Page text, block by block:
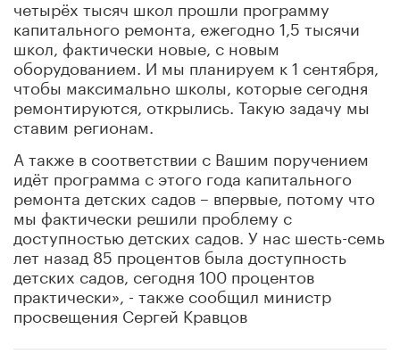
четырёх тысяч школ прошли программу
капитального ремонта, ежегодно 1,5 тысячи
школ, фактически новые, с новым
оборудованием. И мы планируем к 1 сентября,
чтобы максимально школы, которые сегодня
ремонтируются, открылись. Такую задачу мы
ставим регионам.
А также в соответствии с Вашим поручением
идёт программа с этого года капитального
ремонта детских садов – впервые, потому что
мы фактически решили проблему с
доступностью детских садов. У нас шесть-семь
лет назад 85 процентов была доступность
детских садов, сегодня 100 процентов
практически», - также сообщил министр
просвещения Сергей Кравцов